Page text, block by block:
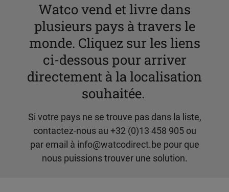
Watco vend et livre dans
plusieurs pays à travers le
monde. Cliquez sur les liens
ci-dessous pour arriver
directement à la localisation
souhaitée.
Si votre pays ne se trouve pas dans la liste,
contactez-nous au +32 (0)13 458 905 ou
par email à info@watcodirect.be pour que
nous puissions trouver une solution.